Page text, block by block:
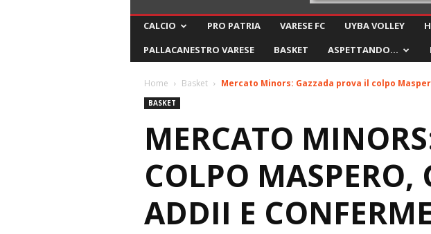
CALCIO PRO PATRIA VARESE FC UYBA VOLLEY
PALLACANESTRO VARESE
BASKET ASPETTANDO…
Home Basket Mercato Minors: Gazzada prova il colpo
BASKET
MERCATO
COLPO MASPERO,
ADDII E CONFERME